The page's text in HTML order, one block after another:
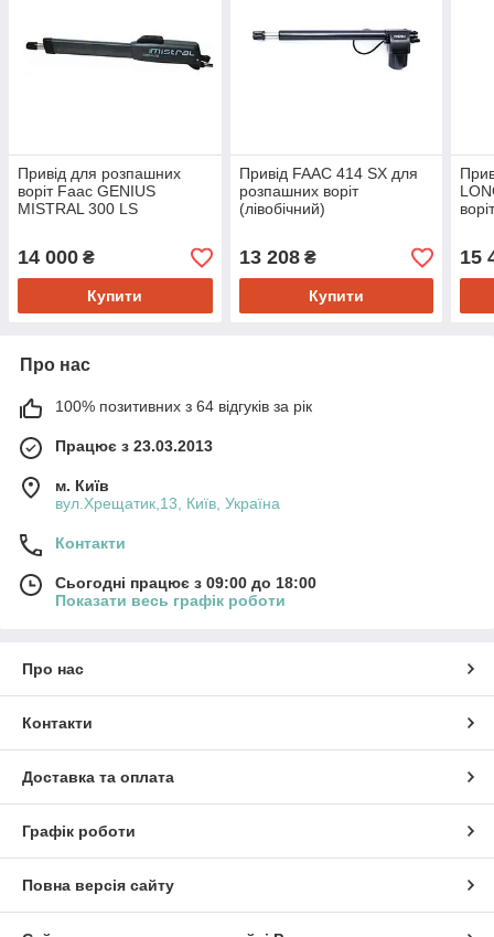
Привід для розпашних
воріт Faac GENIUS
MISTRAL 300 LS
14 000 ₴
Купити
Привід FAAC 414 SX для
розпашних воріт
(лівобічний)
13 208₴
Купити
15
Про нас
100% позитивних з 64 відгуків за рік
Працює з 23.03.2013
м. Київ
вул.Хрещатик,13, Київ, Україна
Контакти
Сьогодні працює з 09:00 до 18:00
Показати весь графік роботи
Про нас
Контакти
Доставка та оплата
Графік роботи
Повна версія сайту